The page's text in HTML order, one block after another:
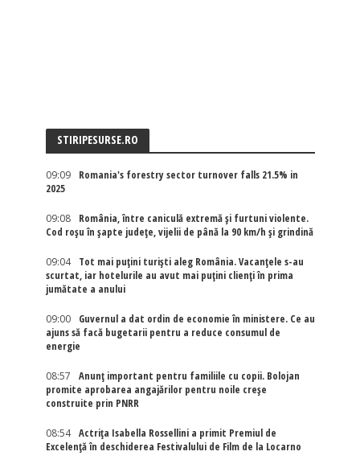
STIRIPESURSE.RO
09:09
Romania's forestry sector turnover falls 21.5% in
2025
09:08
România, între caniculă extremă și furtuni violente.
Cod roșu în șapte județe, vijelii de până la 90 km/h și grindină
09:04
Tot mai puțini turiști aleg România. Vacanțele s-au
scurtat, iar hotelurile au avut mai puțini clienți în prima
jumătate a anului
09:00
Guvernul a dat ordin de economie în ministere. Ce au
ajuns să facă bugetarii pentru a reduce consumul de
energie
08:57
Anunț important pentru familiile cu copii. Bolojan
promite aprobarea angajărilor pentru noile creșe
construite prin PNRR
08:54
Actriţa Isabella Rossellini a primit Premiul de
Excelenţă în deschiderea Festivalului de Film de la Locarno